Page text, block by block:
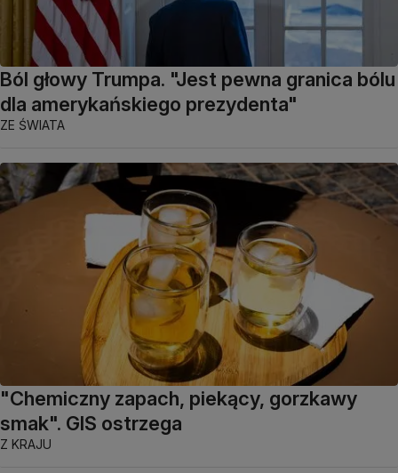
Ból głowy Trumpa. "Jest pewna granica bólu
dla amerykańskiego prezydenta"
ZE ŚWIATA
"Chemiczny zapach, piekący, gorzkawy
smak". GIS ostrzega
Z KRAJU